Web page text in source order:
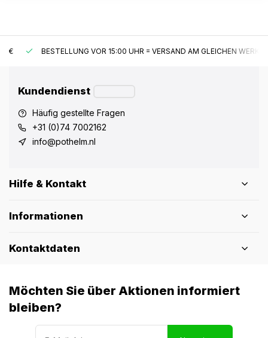
BESTELLUNG VOR 15:00 UHR = VERSAND AM GLEICHEN WERKTAG*
Kundendienst
Häufig gestellte Fragen
+31 (0)74 7002162
info@pothelm.nl
Hilfe & Kontakt
Informationen
Kontaktdaten
Möchten Sie über Aktionen informiert
bleiben?